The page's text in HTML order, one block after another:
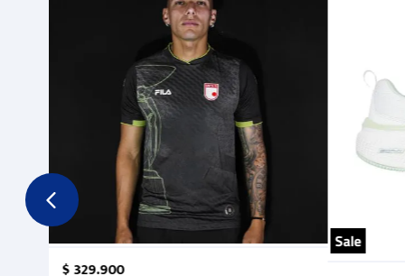
$329.900
Sale